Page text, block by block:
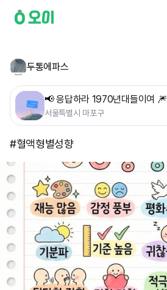
두통에파스
📢 응답하라 1970년대들이여 🎆
서울특별시 마포구
#혈액형별성향